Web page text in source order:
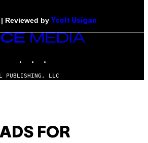
| Reviewed by Ysolt Usigan
PUBLISHING, LLC
FOR